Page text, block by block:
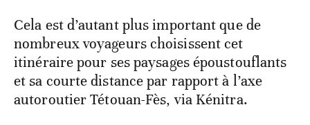
Cela est d’autant plus important que de
nombreux voyageurs choisissent cet
itinéraire pour ses paysages époustouflants
et sa courte distance par rapport à l’axe
autoroutier Tétouan-Fès, via Kénitra.